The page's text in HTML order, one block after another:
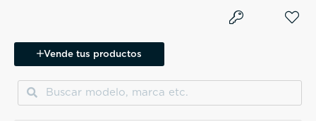
Vende tus productos
BuscarBuscar